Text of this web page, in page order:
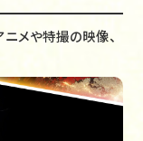
メや特撮の映像、